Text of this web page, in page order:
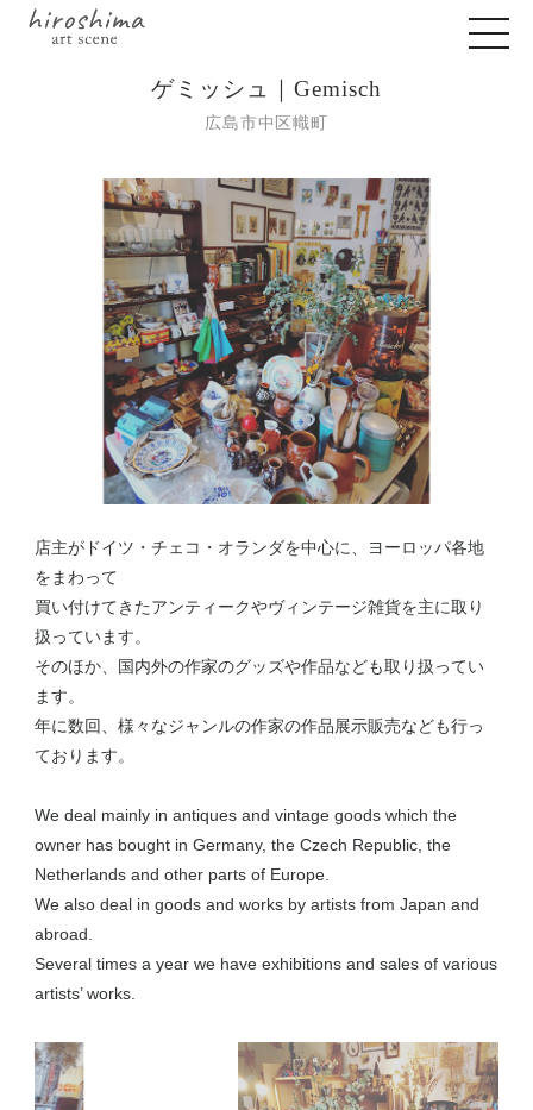
ゲミッシュ｜Gemisch
広島市中区幟町
店主がドイツ・チェコ・オランダを中心に、ヨーロッパ各地
をまわって
買い付けてきたアンティークやヴィンテージ雑貨を主に取り
扱っています。
そのほか、国内外の作家のグッズや作品なども取り扱ってい
ます。
年に数回、様々なジャンルの作家の作品展示販売なども行っ
ております。
We deal mainly in antiques and vintage goods which the
owner has bought in Germany, the Czech Republic, the
Netherlands and other parts of Europe.
We also deal in goods and works by artists from Japan and
abroad.
Several times a year we have exhibitions and sales of various
artists’ works.